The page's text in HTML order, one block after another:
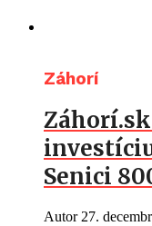
Záhorí
Senici
Autor 27.